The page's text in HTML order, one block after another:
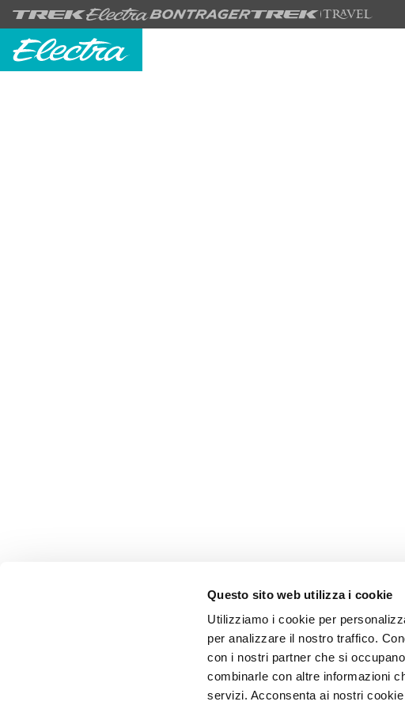
Questo sito web utilizza i cookie
Utilizziamo i cookie per
per analizzare il nostro traffico.
con i nostri partner che si
combinarle con altre informazioni
servizi. Acconsenta ai nostri